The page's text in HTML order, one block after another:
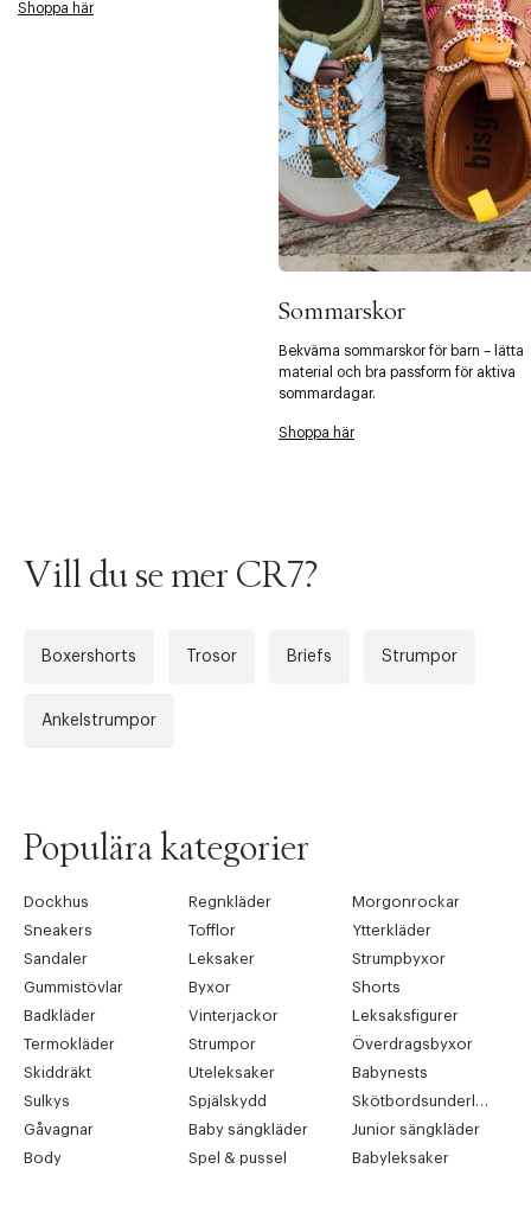
Shoppa här
Sommarskor
Bekväma sommarskor för barn – lätta
material och bra passform för aktiva
sommardagar.
Shoppa här
Vill du se mer CR7?
Boxershorts Trosor Briefs Strumpor
Ankelstrumpor
Populära kategorier
Dockhus Regnkläder
Morgonrockar
Sneakers
Tofflor
Ytterkläder
Sandaler
Leksaker
Strumpbyxor
Gummistövlar
Byxor
Shorts
Badkläder
Vinterjackor
Leksaksfigurer
Termokläder
Strumpor
Överdragsbyxor
Skiddräkt
Uteleksaker
Babynests
Sulkys
Spjälskydd
Gåvagnar
Baby sängkläder
Junior sängkläder
Body
Spel & pussel Babyleksaker